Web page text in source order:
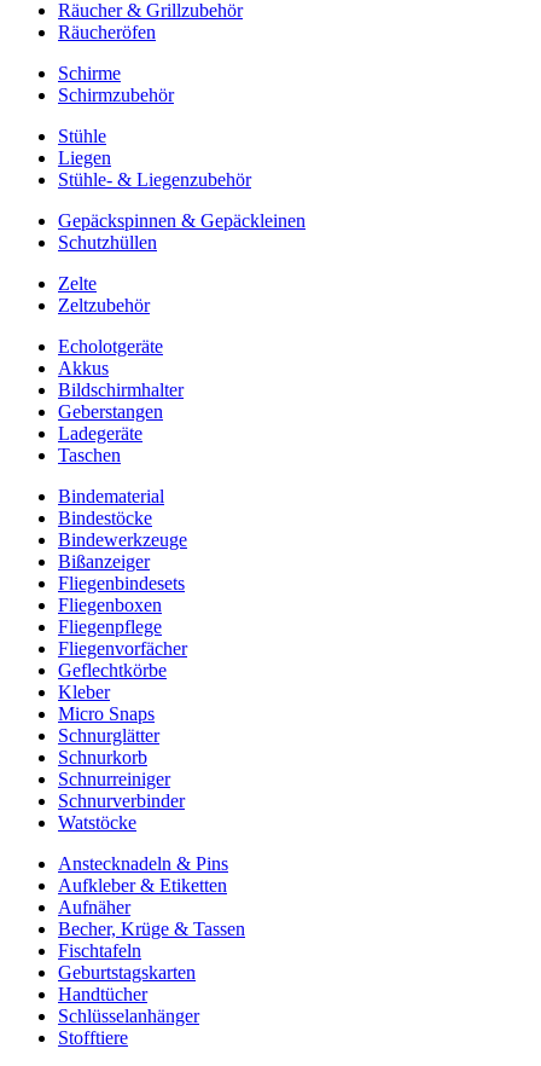
Räucher & Grillzubehör
Räucheröfen
Schirme
Schirmzubehör
Stühle
Liegen
Stühle- & Liegenzubehör
Gepäckspinnen & Gepäckleinen
Schutzhüllen
Zelte
Zeltzubehör
Echolotgeräte
Akkus
Bildschirmhalter
Geberstangen
Ladegeräte
Taschen
Bindematerial
Bindestöcke
Bindewerkzeuge
Bißanzeiger
Fliegenbindesets
Fliegenboxen
Fliegenpflege
Fliegenvorfächer
Geflechtkörbe
Kleber
Micro Snaps
Schnurglätter
Schnurkorb
Schnurreiniger
Schnurverbinder
Watstöcke
Anstecknadeln & Pins
Aufkleber & Etiketten
Aufnäher
Becher, Krüge & Tassen
Fischtafeln
Geburtstagskarten
Handtücher
Schlüsselanhänger
Stofftiere